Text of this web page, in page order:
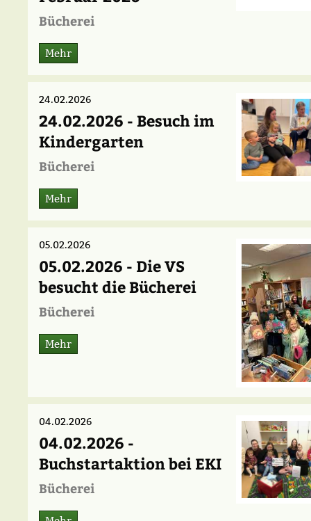
Bücherei
Mehr
24.02.2026
24.02.2026 - Besuch im
Kindergarten
Bücherei
Mehr
05.02.2026
05.02.2026 - Die VS
besucht die Bücherei
Bücherei
Mehr
04.02.2026
04.02.2026 -
Buchstartaktion bei EKI
Bücherei